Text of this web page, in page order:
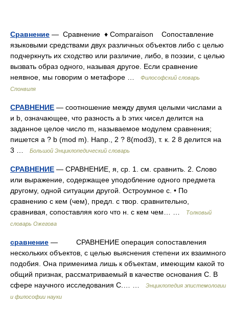
Сравнение — Сравнение ♦ Comparaison Сопоставление
языковыми средствами двух различных объектов либо с целью
подчеркнуть их сходство или различие, либо, в поэзии, с целью
вызвать образ одного, называя другое. Если сравнение
неявное, мы говорим о метафоре …
Философский словарь
Спонвиля
СРАВНЕНИЕ — соотношение между двумя целыми числами a
и b, означающее, что разность a b этих чисел делится на
заданное целое число m, называемое модулем сравнения;
пишется a ? b (mod m). Напр., 2 ? 8(mod3), т. к. 2 8 делится на
3 …
Большой Энциклопедический словарь
СРАВНЕНИЕ — СРАВНЕНИЕ, я, ср. 1. см. сравнить. 2. Слово
или выражение, содержащее уподобление одного предмета
другому, одной ситуации другой. Остроумное с. • По
сравнению с кем (чем), предл. с твор. сравнительно,
сравнивая, сопоставляя кого что н. с кем чем… …
Толковый
словарь Ожегова
сравнение — СРАВНЕНИЕ операция сопоставления
нескольких объектов, с целью выяснения степени их взаимного
подобия. Она применима лишь к объектам, имеющим какой то
общий признак, рассматриваемый в качестве основания С. В
сфере научного исследования С.… …
Энциклопедия эпистемологии
и философии науки